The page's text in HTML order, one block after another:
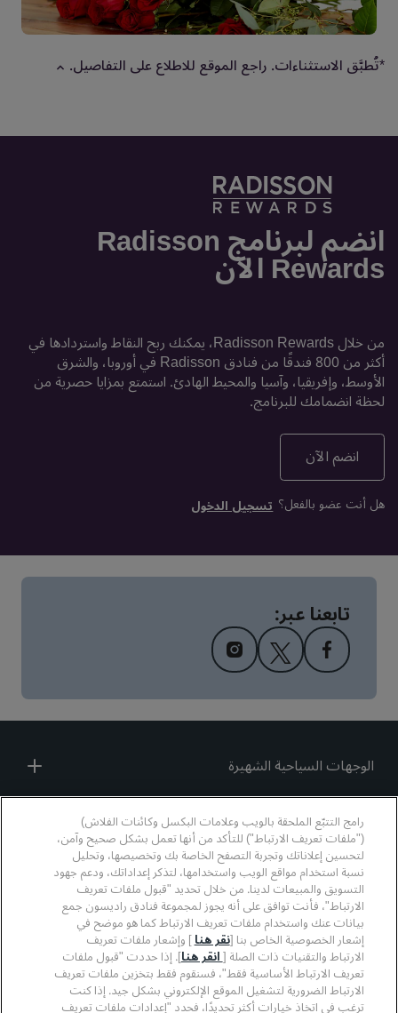
*تُطبَّق الاستثناءات. راجع الموقع للاطلاع على التفاصيل.
انضم لبرنامج Radisson Rewards الآن
من خلال Radisson Rewards، يمكنك ربح النقاط واستردادها في
أكثر من 800 فندقًا من فنادق Radisson في أوروبا، والشرق
الأوسط، وإفريقيا، وآسيا والمحيط الهادئ. استمتع بمزايا حصرية من
لحظة انضمامك للبرنامج.
انضم الآن
هل أنت عضو بالفعل؟ تسجيل الدخول
تابعنا عبر:
الوجهات السياحية الشهيرة
روابط سريعة
المهنيون في قطاع السفر
الشركات
قانوني
مساعدة
رامج التتبّع الملحقة بالويب وعلامات البكسل وكائنات الفلاش)
("ملفات تعريف الارتباط") للتأكد من أنها تعمل بشكل صحيح وآمن،
لتحسين إعلاناتك وتجربة التصفح الخاصة بك وتخصيصها، وتحليل
نسبة استخدام مواقع الويب واستخدامها، لتذكر إعداداتك، ودعم جهود
التسويق والمبيعات لدينا. من خلال تحديد "قبول ملفات تعريف
الارتباط"، فأنت توافق على أنه يجوز لمجموعة فنادق راديسون جمع
بيانات عنك واستخدام ملفات تعريف الارتباط كما هو موضح في
إشعار الخصوصية الخاص بنا [نقر هنا] وإشعار ملفات تعريف
الارتباط والتقنيات ذات الصلة [انقر هنا]. إذا حددت "قبول ملفات
تعريف الارتباط الأساسية فقط"، فسنقوم فقط بتخزين ملفات تعريف
الارتباط الضرورية لتشغيل الموقع الإلكتروني بشكل جيد. إذا كنت